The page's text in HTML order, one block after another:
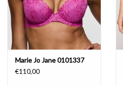
Marie Jo Jane 0101337
€110,00